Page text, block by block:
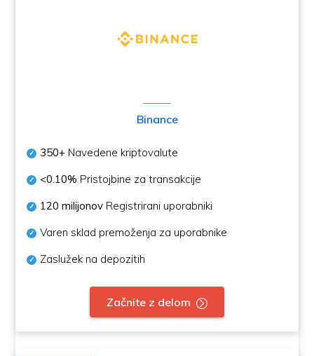
Binance
350+ Navedene kriptovalute
<0.10% Pristojbine za transakcije
120 milijonov Registrirani uporabniki
Varen sklad premoženja za uporabnike
Zaslužek na depozitih
Začnite z delom